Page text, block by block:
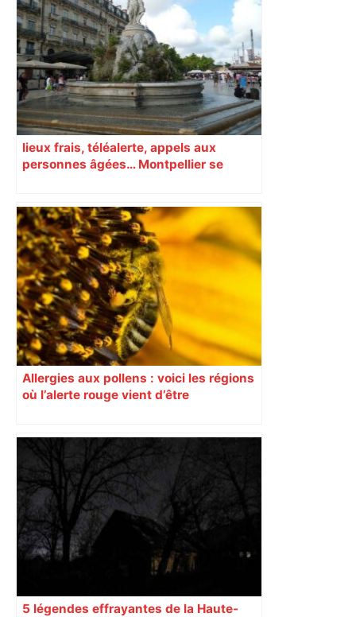
temps encore ? Toulouse et l'UBB aux
aguets – Rugbynistere
lieux frais, téléalerte, appels aux
personnes âgées… Montpellier se
Allergies aux pollens : voici les régions
où l’alerte rouge vient d’être
5 légendes effrayantes de la Haute-